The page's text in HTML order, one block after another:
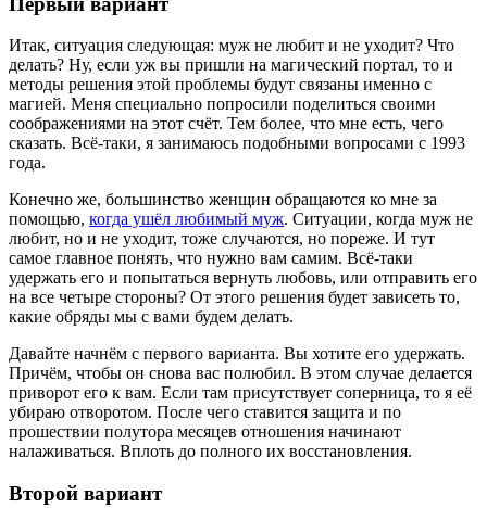
Итак, ситуация следующая: муж не любит и не уходит? Что
делать? Ну, если уж вы пришли на магический портал, то и
методы решения этой проблемы будут связаны именно с
магией. Меня специально попросили поделиться своими
соображениями на этот счёт. Тем более, что мне есть, чего
сказать. Всё-таки, я занимаюсь подобными вопросами с 1993
года.
Конечно же, большинство женщин обращаются ко мне за
помощью, когда ушёл любимый муж. Ситуации, когда муж не
любит, но и не уходит, тоже случаются, но пореже. И тут
самое главное понять, что нужно вам самим. Всё-таки
удержать его и попытаться вернуть любовь, или отправить его
на все четыре стороны? От этого решения будет зависеть то,
какие обряды мы с вами будем делать.
Давайте начнём с первого варианта. Вы хотите его удержать.
Причём, чтобы он снова вас полюбил. В этом случае делается
приворот его к вам. Если там присутствует соперница, то я её
убираю отворотом. После чего ставится защита и по
прошествии полутора месяцев отношения начинают
налаживаться. Вплоть до полного их восстановления.
Второй вариант